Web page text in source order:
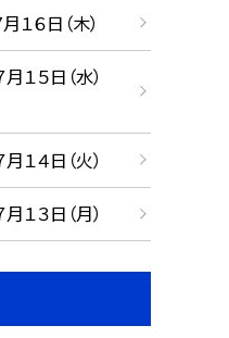
６日（木）
５日（水）
４日（火）
３日（月）